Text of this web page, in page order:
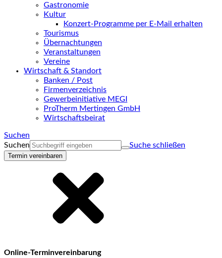
Gastronomie
Kultur
Konzert-Programme per E-Mail erhalten
Tourismus
Übernachtungen
Veranstaltungen
Vereine
Wirtschaft & Standort
Banken / Post
Firmenverzeichnis
Gewerbeinitiative MEGI
ProTherm Mertingen GmbH
Wirtschaftsbeirat
Suchen
Suchen
Suche schließen
Termin vereinbaren
Online-Terminvereinbarung